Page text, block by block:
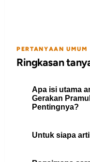
PERTANYAAN UMUM
Ringkasan
Apa isi utama
Gerakan
Pentingnya?
Untuk siapa